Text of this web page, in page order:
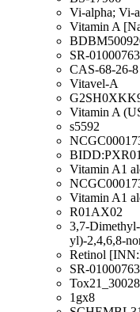
Vi-alpha; Vi-
Vitamin A
SR-
CAS-68-26-8
Vitavel-A
Vitamin A
s5592
Vitamin A1
Vitamin A1
R01AX02
3,7-
yl)-2,4,6,8-
Retinol
SR-
1gx8